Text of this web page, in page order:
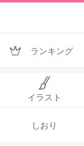
ランキング
イラスト
しおり